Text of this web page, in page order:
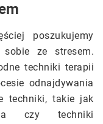
poszukujemy
ze stresem.
techniki terapii
odnajdywania
techniki, takie jak
czy techniki